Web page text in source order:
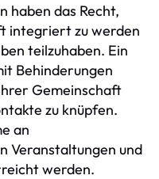
haben das Recht,
integriert zu werden
teilzuhaben. Ein
Behinderungen
Gemeinschaft
zu knüpfen.
an
Veranstaltungen und
werden.